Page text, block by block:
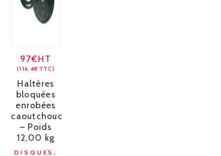
97€HT
(116.4€TTC)
Haltères
bloquées
enrobées
caoutchouc
– Poids
12,00 kg
DISQUES,